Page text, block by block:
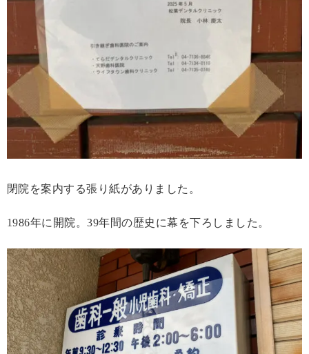
閉院を案内する張り紙がありました。
1986年に開院。39年間の歴史に幕を下ろしました。